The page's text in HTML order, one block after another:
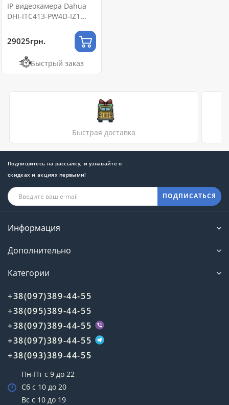
IP видеокамера Dahua
DHI-ITC413-PW4D-IZ1
29025грн.
Быстрый заказ
Быстрая доставка
Подпишитесь на рассылку, и узнавайте о
скидках и акциях первыми!
ПОДПИСАТЬСЯ
Информация
Дополнительно
Категории
+38(097)389-44-55
+38(095)389-44-55
+38(097)389-44-55
+38(097)389-44-55
+38(093)389-44-55
Пн-Пт с 9 до 22
Сб с 10 до 20
Вс с 10 до 19